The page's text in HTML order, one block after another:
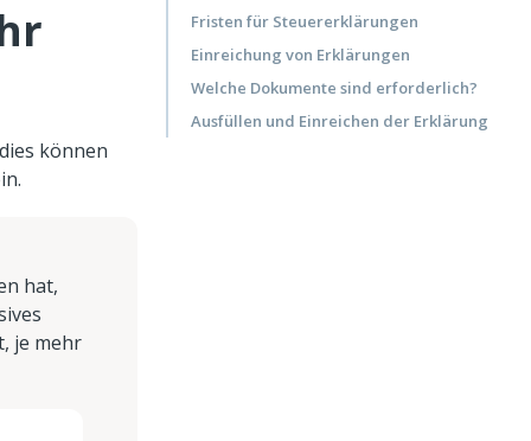
Fristen für Steuererklärungen
Einreichung von Erklärungen
Welche Dokumente sind erforderlich?
Ausfüllen und Einreichen der Erklärung
können
hat,
je mehr